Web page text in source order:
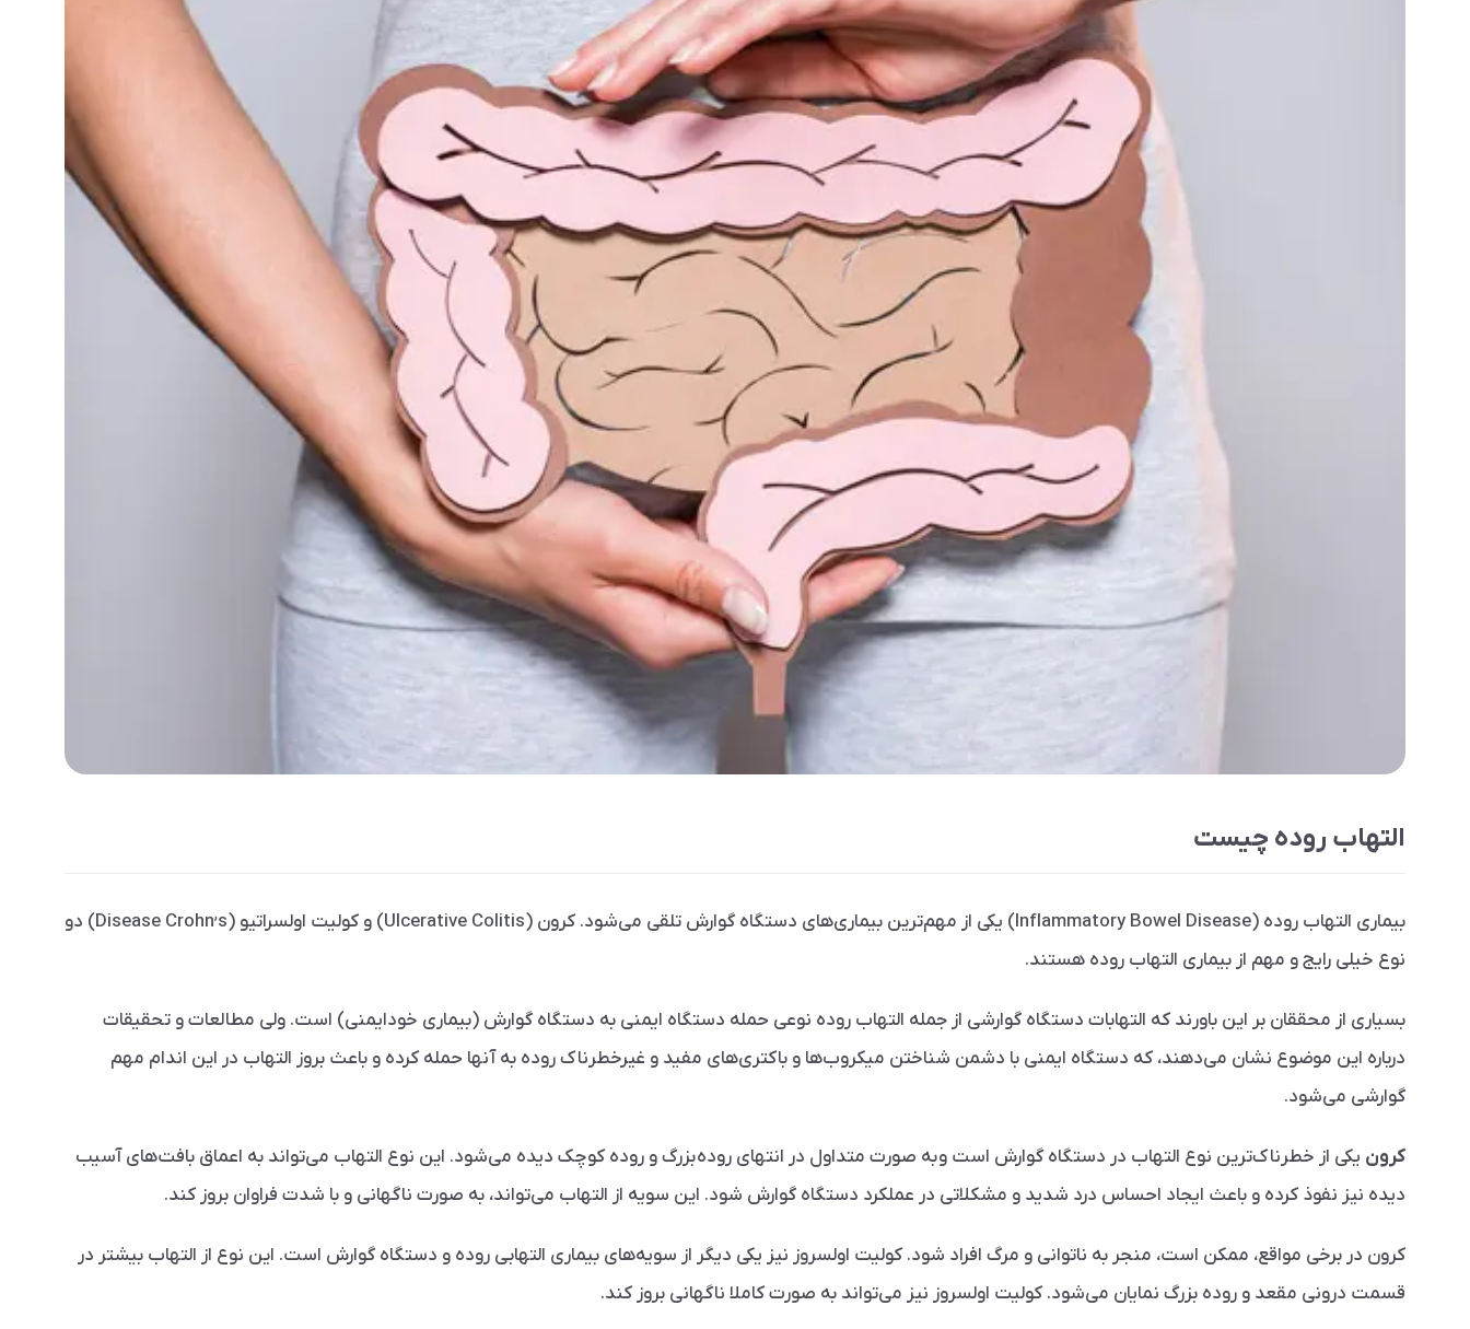
التهاب روده چیست
بیماری التهاب روده (Inflammatory Bowel Disease) یکی از مهم‌ترین بیماری‌های دستگاه گوارش تلقی می‌شود. کرون (Ulcerative Colitis) و کولیت اولسراتیو (Disease Crohn ,
s) دو
نوع خیلی رایج و مهم از بیماری التهاب روده هستند.
بسیاری از محققان بر این باورند که التهابات دستگاه گوارشی از جمله التهاب روده نوعی حمله دستگاه ایمنی به دستگاه گوارش (بیماری خودایمنی) است. ولی مطالعات و تحقیقات
درباره این موضوع نشان می‌دهند، که دستگاه ایمنی با دشمن شناختن میکروب‌ها و باکتری‌های مفید و غیرخطرناک روده به آنها حمله کرده و باعث بروز التهاب در این اندام مهم
گوارشی می‌شود.
کرون یکی از خطرناک‌ترین نوع التهاب در دستگاه گوارش است و به صورت متداول در انتهای روده‌ بزرگ و روده کوچک دیده می‌شود. این نوع التهاب می‌تواند به اعماق بافت‌های آسیب
دیده نیز نفوذ کرده و باعث ایجاد احساس درد شدید و مشکلاتی در عملکرد دستگاه گوارش شود. این سویه از التهاب می‌تواند، به صورت ناگهانی و با شدت فراوان بروز کند.
کرون در برخی مواقع، ممکن است، منجر به ناتوانی و مرگ افراد شود. کولیت اولسروز نیز یکی دیگر از سویه‌های بیماری التهابی روده و دستگاه گوارش است. این نوع از التهاب بیشتر در
قسمت درونی مقعد و روده بزرگ نمایان می‌شود. کولیت اولسروز نیز می‌تواند به صورت کاملا ناگهانی بروز کند.